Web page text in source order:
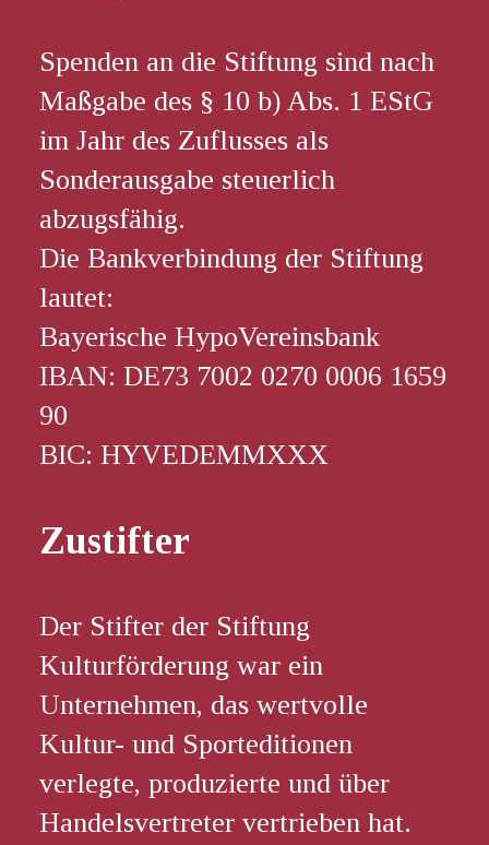
Spenden an die Stiftung sind nach
Maßgabe des § 10 b) Abs. 1 EStG
im Jahr des Zuflusses als
Sonderausgabe steuerlich
abzugsfähig.
Die Bankverbindung der Stiftung
lautet:
Bayerische HypoVereinsbank
IBAN: DE73 7002 0270 0006 1659
90
BIC: HYVEDEMMXXX
Zustifter
Der Stifter der Stiftung
Kulturförderung war ein
Unternehmen, das wertvolle
Kultur- und Sporteditionen
verlegte, produzierte und über
Handelsvertreter vertrieben hat.